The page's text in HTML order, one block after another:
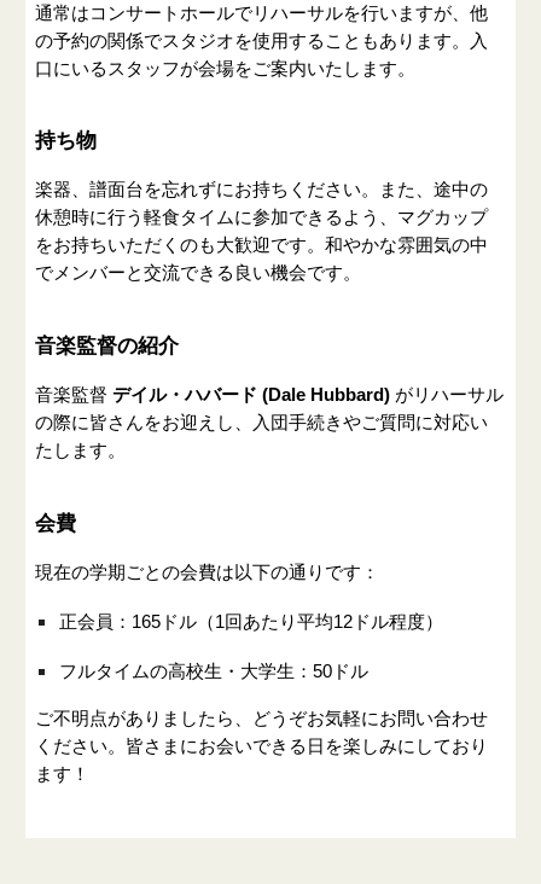
通常はコンサートホールでリハーサルを行いますが、他
の予約の関係でスタジオを使用することもあります。入
口にいるスタッフが会場をご案内いたします。
持ち物
楽器、譜面台を忘れずにお持ちください。また、途中の
休憩時に行う軽食タイムに参加できるよう、マグカップ
をお持ちいただくのも大歓迎です。和やかな雰囲気の中
でメンバーと交流できる良い機会です。
音楽監督の紹介
音楽監督デイル・ハバード (Dale Hubbard) がリハーサル
の際に皆さんをお迎えし、入団手続きやご質問に対応い
たします。
会費
現在の学期ごとの会費は以下の通りです：
正会員：165ドル（1回あたり平均12ドル程度）
フルタイムの高校生・大学生：50ドル
ご不明点がありましたら、どうぞお気軽にお問い合わせ
ください。皆さまにお会いできる日を楽しみにしており
ます！